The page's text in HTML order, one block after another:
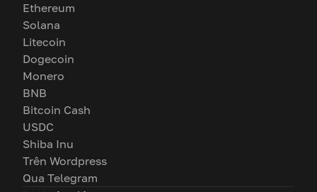
Ethereum
Solana
Litecoin
Dogecoin
Monero
BNB
Bitcoin Cash
USDC
Shiba Inu
Trên Wordpress
Qua Telegram